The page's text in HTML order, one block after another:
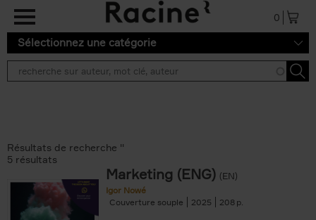
Aller au contenu principal
0
Sélectionnez une catégorie
Résultats de recherche ''
5 résultats
Marketing (ENG) (EN)
Igor Nowé
Couverture souple
2025 208